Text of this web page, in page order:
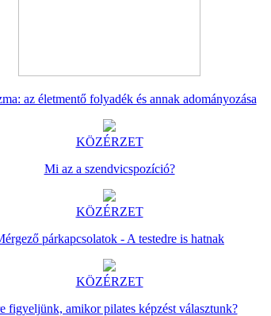
az életmentő folyadék és annak adományozása
KÖZÉRZET
Mi az a szendvicspozíció?
KÖZÉRZET
párkapcsolatok - A testedre is hatnak
KÖZÉRZET
figyeljünk, amikor pilates képzést választunk?